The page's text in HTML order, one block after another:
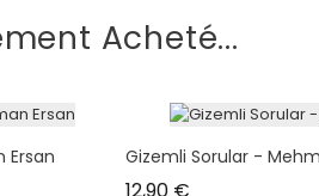
Acheté...
Ersan Gizemli Sorular -
12,90 €